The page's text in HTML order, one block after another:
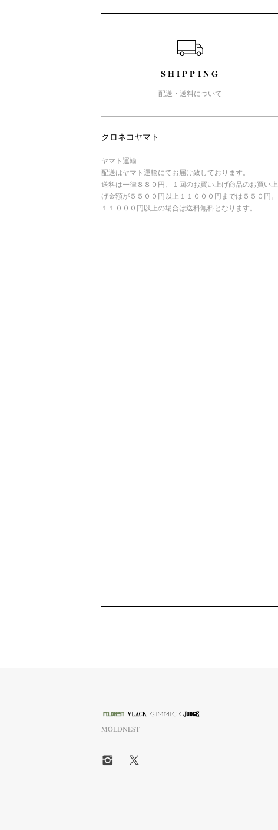
SHIPPING
配送・送料について
クロネコヤマト
ヤマト運輸
配送はヤマト運輸にてお届け致しております。
送料は一律８８０円、１回のお買い上げ商品のお買い上
げ金額が５５００円以上１１０００円までは５５０円。
１１０００円以上の場合は送料無料となります。
MOLDNEST